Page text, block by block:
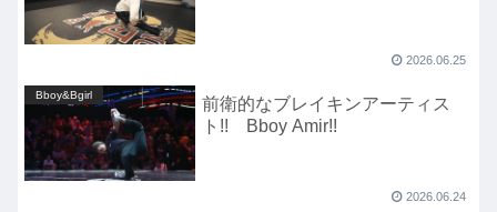
2026.06.25
Bboy&Bgirl
前衛的なブレイキンアーティス
ト!! Bboy Amir!!
2026.06.24